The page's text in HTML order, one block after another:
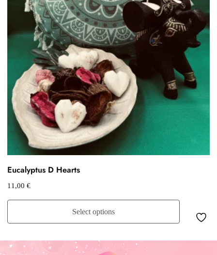
Eucalyptus D Hearts
11,00 €
Select options